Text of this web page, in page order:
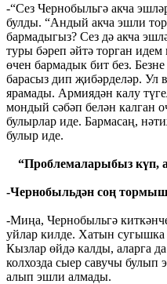
-“Сез Чернобыльгә акча
булды. “Андый акча эшли
бармадыгыз? Сез дә акча
туры бәреп әйтә торган
өчен бармадык бит без.
барасыз дип җибәрделәр. Ул
ярамады. Армиядән калу
мондый сәбәп белән калган
булырлар иде. Бармасаң,
булыр иде.
“Проблемаларыбыз күп,
-Чернобыльдән соң
-Миңа, Чернобыльгә
уйлар килде. Хатын сугышка
Кызлар өйдә калды, аларга
колхозда сыер савучы булып
алып эшли алмады.